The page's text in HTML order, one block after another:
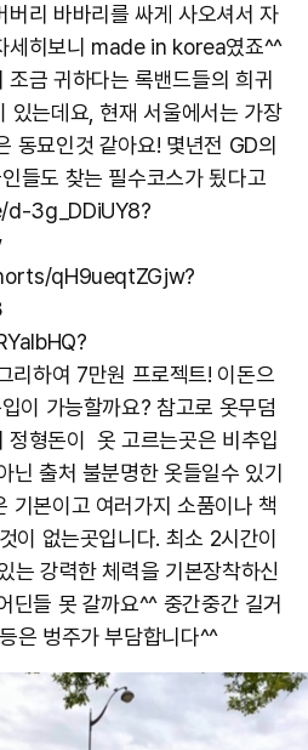
버리 바바리를 싸게 사오셔서 자
세히보니 made in korea였죠^^
금 귀하다는 록밴드들의 희귀
있는데요, 현재 서울에서는 가장
동묘인것 같아요! 몇년전 GD의
들도 찾는 필수코스가 됬다고
d-3g_DDiUY8?
qH9ueqtZGjw?
하여 7만원 프로젝트! 이돈으
이 가능할까요? 참고로 옷무덤
정형돈이 옷 고르는곳은 비추입
닌 출처 불분명한 옷들일수 있기
기본이고 여러가지 소품이나 책
이 없는곳입니다. 최소 2시간이
는 강력한 체력을 기본장착하신
딘들 못 갈까요^^ 중간중간 길거
은 벙주가 부담합니다^^